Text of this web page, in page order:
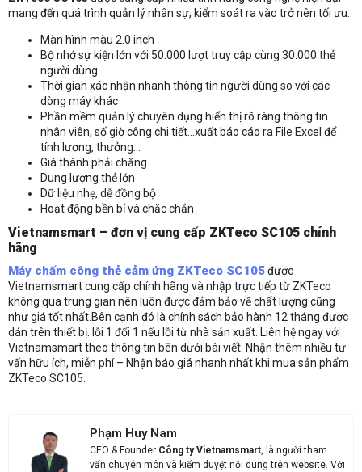
mang đến quá trình quản lý nhân sự, kiểm soát ra vào trở nên tối ưu:
Màn hình màu 2.0 inch
Bộ nhớ sự kiện lớn với 50.000 lượt truy cập cùng 30.000 thẻ
người dùng
Thời gian xác nhận nhanh thông tin người dùng so với các
dòng máy khác
Phần mềm quản lý chuyên dụng hiển thị rõ ràng thông tin
nhân viên, số giờ công chi tiết…xuất báo cáo ra File Excel để
tính lương, thưởng…
Giá thành phải chăng
Dung lượng thẻ lớn
Dữ liệu nhẹ, dễ đồng bộ
Hoạt động bền bỉ và chắc chắn
Vietnamsmart – đơn vị cung cấp ZKTeco SC105 chính
hãng
Máy chấm công thẻ cảm ứng ZKTeco SC105được
Vietnamsmart cung cấp chính hãng và nhập trực tiếp từ ZKTeco
không qua trung gian nên luôn được đảm bảo về chất lượng cũng
như giá tốt nhất.Bên cạnh đó là chính sách bảo hành 12 tháng được
dán trên thiết bị. lỗi 1 đổi 1 nếu lỗi từ nhà sản xuất. Liên hệ ngay với
Vietnamsmart theo thông tin bên dưới bài viết. Nhận thêm nhiều tư
vấn hữu ích, miễn phí – Nhận báo giá nhanh nhất khi mua sản phẩm
ZKTeco SC105.
Phạm Huy Nam
CEO & Founder Công ty Vietnamsmart, là người tham
vấn chuyên môn và kiểm duyệt nội dung trên website. Với
Liên hệ
Thông tin nhận báo giá sản phẩm
Anh Chị
Anh/Chị có dùng ZALO số này Tôi Không dùng